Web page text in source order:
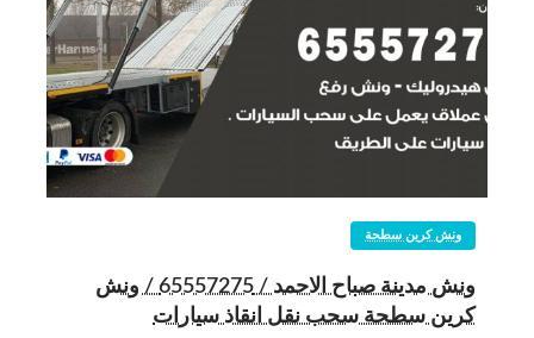
ونش كرين سطحة
ونش مدينة صباح الاحمد / 65557275 / ونش
كرين سطحة سحب نقل انقاذ سيارات